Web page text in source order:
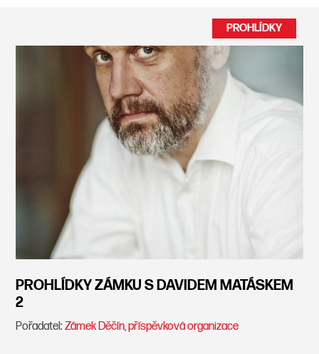
PROHLÍDKY
PROHLÍDKY ZÁMKU S DAVIDEM MATÁSKEM
2
Pořadatel: Zámek Děčín, příspěvková organizace